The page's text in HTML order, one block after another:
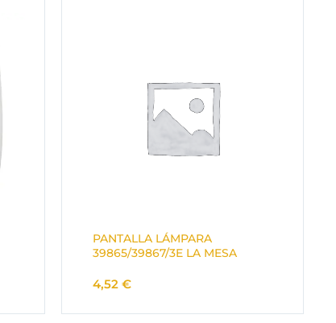
PANTALLA LÁMPARA
39865/39867/3E LA MESA
4,52 €